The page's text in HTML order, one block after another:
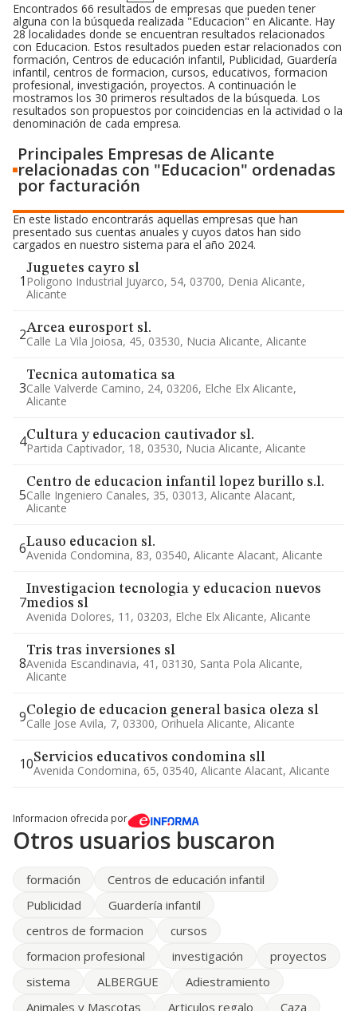
Encontrados 66 resultados de empresas que pueden tener
alguna con la búsqueda realizada "Educacion" en Alicante. Hay
28 localidades donde se encuentran resultados relacionados
con Educacion. Estos resultados pueden estar relacionados con
formación, Centros de educación infantil, Publicidad, Guardería
infantil, centros de formacion, cursos, educativos, formacion
profesional, investigación, proyectos. A continuación le
mostramos los 30 primeros resultados de la búsqueda. Los
resultados son propuestos por coincidencias en la actividad o la
denominación de cada empresa.
Principales Empresas de Alicante
relacionadas con "Educacion" ordenadas
por facturación
En este listado encontrarás aquellas empresas que han
presentado sus cuentas anuales y cuyos datos han sido
cargados en nuestro sistema para el año 2024.
1
Juguetes cayro sl
Poligono Industrial Juyarco, 54, 03700, Denia Alicante,
Alicante
2Arcea eurosport sl.
Calle La Vila Joiosa, 45, 03530, Nucia Alicante, Alicante
3
Tecnica automatica sa
Calle Valverde Camino, 24, 03206, Elche Elx Alicante,
Alicante
4Cultura y educacion cautivador sl.
Partida Captivador, 18, 03530, Nucia Alicante, Alicante
5
Centro de educacion infantil lopez burillo s.l.
Calle Ingeniero Canales, 35, 03013, Alicante Alacant,
Alicante
6Lauso educacion sl.
Avenida Condomina, 83, 03540, Alicante Alacant, Alicante
7
Investigacion tecnologia y educacion nuevos
medios sl
Avenida Dolores, 11, 03203, Elche Elx Alicante, Alicante
8
Tris tras inversiones sl
Avenida Escandinavia, 41, 03130, Santa Pola Alicante,
Alicante
9Colegio de educacion general basica oleza sl
Calle Jose Avila, 7, 03300, Orihuela Alicante, Alicante
10Servicios educativos condomina sll
Avenida Condomina, 65, 03540, Alicante Alacant, Alicante
Informacion ofrecida por
Otros usuarios buscaron
formación
Centros de educación infantil
Publicidad
Guardería infantil
centros de formacion
cursos
formacion profesional
investigación
proyectos
sistema
ALBERGUE
Adiestramiento
Animales y Mascotas
Articulos regalo Caza